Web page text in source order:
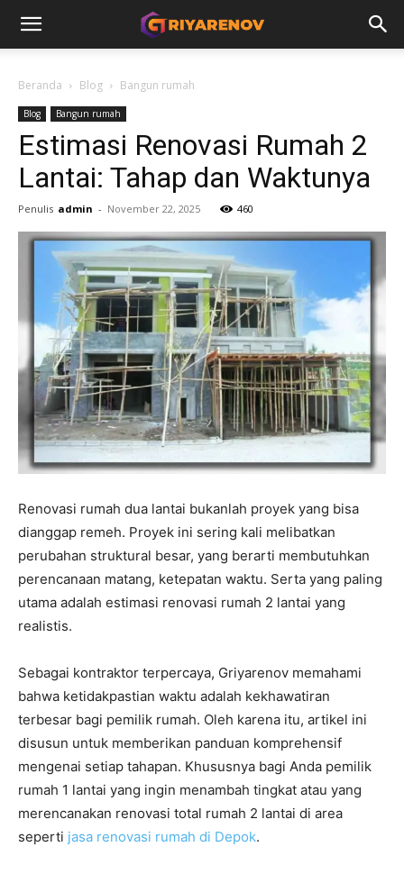
Beranda Blog Bangun rumah
Blog Bangun rumah
Estimasi Renovasi Rumah 2
Lantai: Tahap dan Waktunya
Penulis admin - November 22, 2025 460
Renovasi rumah dua lantai bukanlah proyek yang bisa
dianggap remeh. Proyek ini sering kali melibatkan
perubahan struktural besar, yang berarti membutuhkan
perencanaan matang, ketepatan waktu. Serta yang paling
utama adalah estimasi renovasi rumah 2 lantai yang
realistis.
Sebagai kontraktor terpercaya, Griyarenov memahami
bahwa ketidakpastian waktu adalah kekhawatiran
terbesar bagi pemilik rumah. Oleh karena itu, artikel ini
disusun untuk memberikan panduan komprehensif
mengenai setiap tahapan. Khususnya bagi Anda pemilik
rumah 1 lantai yang ingin menambah tingkat atau yang
merencanakan renovasi total rumah 2 lantai di area
seperti jasa renovasi rumah di Depok.